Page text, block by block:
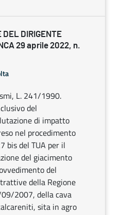
DEL DIRIGENTE
29 aprile 2022, n.
L. 241/1990.
del
di impatto
nel procedimento
bis del TUA per il
del giacimento
del
della Regione
2007, della cava
sita in agro